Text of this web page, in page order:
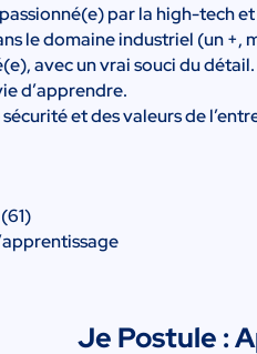
par la high-tech
le domaine industriel (un +,
avec un vrai souci du détail.
d’apprendre.
et des valeurs de
Je Postule :